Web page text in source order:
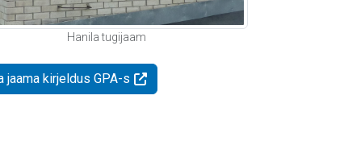
Hanila tugijaam
jaama kirjeldus GPA-s